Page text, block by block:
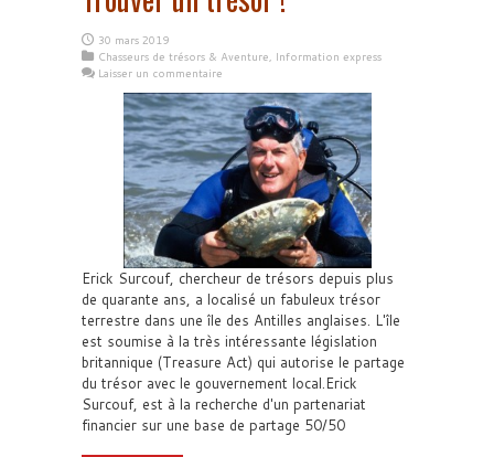
30 mars 2019
Chasseurs de trésors & Aventure, Information express
Laisser un commentaire
Erick Surcouf, chercheur de trésors depuis plus
de quarante ans, a localisé un fabuleux trésor
terrestre dans une île des Antilles anglaises. L'île
est soumise à la très intéressante législation
britannique (Treasure Act) qui autorise le partage
du trésor avec le gouvernement local.Erick
Surcouf, est à la recherche d'un partenariat
financier sur une base de partage 50/50